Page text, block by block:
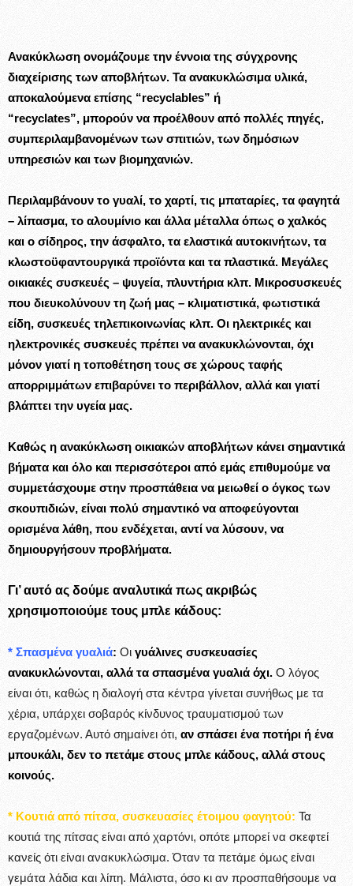
Ανακύκλωση ονομάζουμε την έννοια της σύγχρονης
διαχείρισης των αποβλήτων. Τα ανακυκλώσιμα υλικά,
αποκαλούμενα επίσης “recyclables” ή
“recyclates”, μπορούν να προέλθουν από πολλές πηγές,
συμπεριλαμβανομένων των σπιτιών, των δημόσιων
υπηρεσιών και των βιομηχανιών.
Περιλαμβάνουν το γυαλί, το χαρτί, τις μπαταρίες, τα φαγητά
– λίπασμα, το αλουμίνιο και άλλα μέταλλα όπως ο χαλκός
και ο σίδηρος, την άσφαλτο, τα ελαστικά αυτοκινήτων, τα
κλωστοϋφαντουργικά προϊόντα και τα πλαστικά. Μεγάλες
οικιακές συσκευές – ψυγεία, πλυντήρια κλπ. Μικροσυσκευές
που διευκολύνουν τη ζωή μας – κλιματιστικά, φωτιστικά
είδη, συσκευές τηλεπικοινωνίας κλπ. Οι ηλεκτρικές και
ηλεκτρονικές συσκευές πρέπει να ανακυκλώνονται, όχι
μόνον γιατί η τοποθέτηση τους σε χώρους ταφής
απορριμμάτων επιβαρύνει το περιβάλλον, αλλά και γιατί
βλάπτει την υγεία μας.
Καθώς η ανακύκλωση οικιακών αποβλήτων κάνει σημαντικά
βήματα και όλο και περισσότεροι από εμάς επιθυμούμε να
συμμετάσχουμε στην προσπάθεια να μειωθεί ο όγκος των
σκουπιδιών, είναι πολύ σημαντικό να αποφεύγονται
ορισμένα λάθη, που ενδέχεται, αντί να λύσουν, να
δημιουργήσουν προβλήματα.
Γι’ αυτό ας δούμε αναλυτικά πως ακριβώς
χρησιμοποιούμε τους μπλε κάδους:
* Σπασμένα γυαλιά: Οι γυάλινες συσκευασίες
ανακυκλώνονται, αλλά τα σπασμένα γυαλιά όχι. Ο λόγος
είναι ότι, καθώς η διαλογή στα κέντρα γίνεται συνήθως με τα
χέρια, υπάρχει σοβαρός κίνδυνος τραυματισμού των
εργαζομένων. Αυτό σημαίνει ότι, αν σπάσει ένα ποτήρι ή ένα
μπουκάλι, δεν το πετάμε στους μπλε κάδους, αλλά στους
κοινούς.
* Κουτιά από πίτσα, συσκευασίες έτοιμου φαγητού: Τα
κουτιά της πίτσας είναι από χαρτόνι, οπότε μπορεί να σκεφτεί
κανείς ότι είναι ανακυκλώσιμα. Όταν τα πετάμε όμως είναι
γεμάτα λάδια και λίπη. Μάλιστα, όσο κι αν προσπαθήσουμε να